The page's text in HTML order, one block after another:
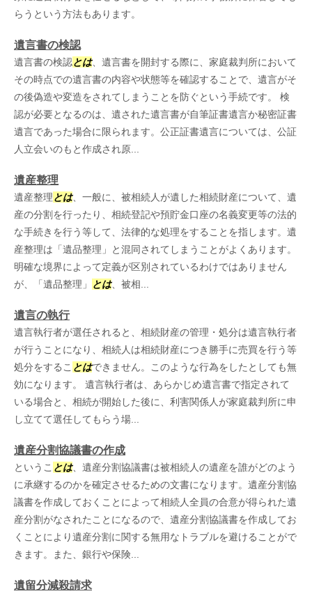
らうという方法もあります。
遺言書の検認
遺言書の検認とは、遺言書を開封する際に、家庭裁判所において
その時点での遺言書の内容や状態等を確認することで、遺言がそ
の後偽造や変造をされてしまうことを防ぐという手続です。 検
認が必要となるのは、遺された遺言書が自筆証書遺言か秘密証書
遺言であった場合に限られます。公正証書遺言については、公証
人立会いのもと作成され原...
遺産整理
遺産整理とは、一般に、被相続人が遺した相続財産について、遺
産の分割を行ったり、相続登記や預貯金口座の名義変更等の法的
な手続きを行う等して、法律的な処理をすることを指します。遺
産整理は「遺品整理」と混同されてしまうことがよくあります。
明確な境界によって定義が区別されているわけではありません
が、「遺品整理」
とは、被相...
遺言の執行
遺言執行者が選任されると、相続財産の管理・処分は遺言執行者
が行うことになり、相続人は相続財産につき勝手に売買を行う等
処分をするこ とはできません。このような行為をしたとしても無
効になります。 遺言執行者は、あらかじめ遺言書で指定されて
いる場合と、相続が開始した後に、利害関係人が家庭裁判所に申
し立てて選任してもらう場...
遺産分割協議書の作成
というこ とは、遺産分割協議書は被相続人の遺産を誰がどのよう
に承継するのかを確定させるための文書になります。遺産分割協
議書を作成しておくことによって相続人全員の合意が得られた遺
産分割がなされたことになるので、遺産分割協議書を作成してお
くことにより遺産分割に関する無用なトラブルを避けることがで
きます。また、銀行や保険...
遺留分減殺請求